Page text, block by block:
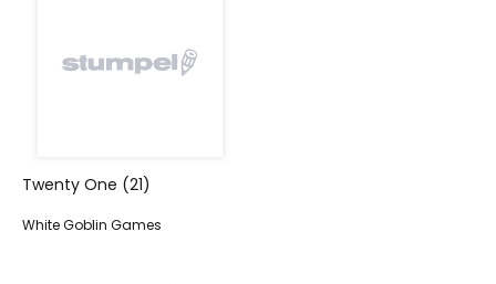
Twenty One (21)
White Goblin Games